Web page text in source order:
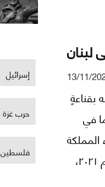
لبنان
13/11/
بقناعةٍ
في
لسفيرها الحالي الدكتور وليد البخاري "للتشاور" في العام ٢٠٢١،
إسرائيل
حرب غزة
فلسطين